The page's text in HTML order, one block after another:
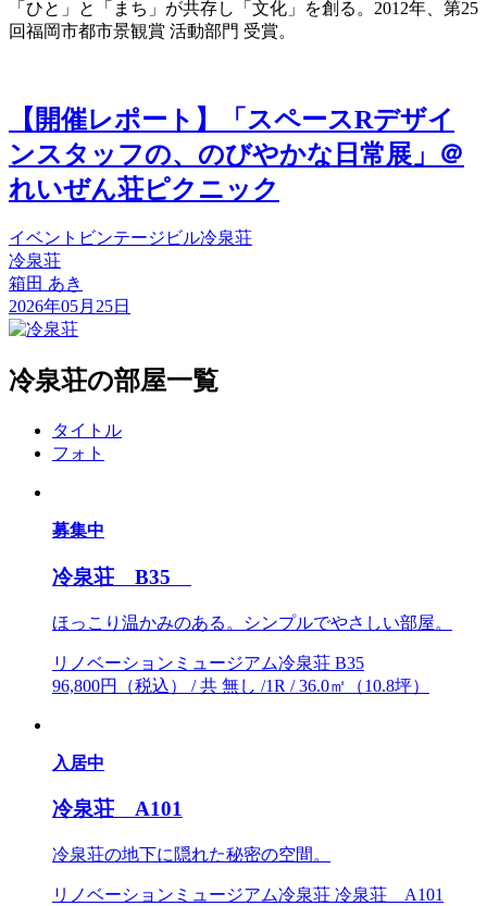
「ひと」と「まち」が共存し「文化」を創る。2012年、第25
回福岡市都市景観賞 活動部門 受賞。
【開催レポート】「スペースRデザイ
ンスタッフの、のびやかな日常展」＠
れいぜん荘ピクニック
イベント ビンテージビル冷泉荘
冷泉荘
箱田 あき
2026年05月25日
冷泉荘の部屋一覧
タイトル
フォト
募集中
冷泉荘 B35
ほっこり温かみのある。シンプルでやさしい部屋。
リノベーションミュージアム冷泉荘 B35
96,800円（税込） / 共 無し /1R / 36.0㎡（10.8坪）
入居中
冷泉荘 A101
冷泉荘の地下に隠れた秘密の空間。
リノベーションミュージアム冷泉荘 冷泉荘 A101